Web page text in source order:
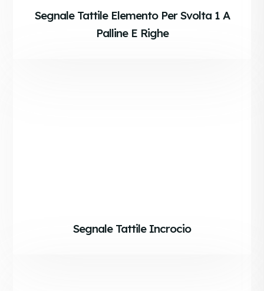
Segnale Tattile Elemento Per Svolta 1 A
Palline E Righe
Segnale Tattile Incrocio